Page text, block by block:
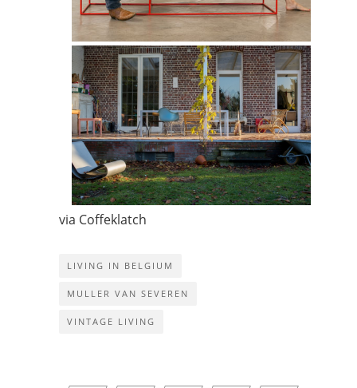
via Coffeklatch
LIVING IN BELGIUM
MULLER VAN SEVEREN
VINTAGE LIVING